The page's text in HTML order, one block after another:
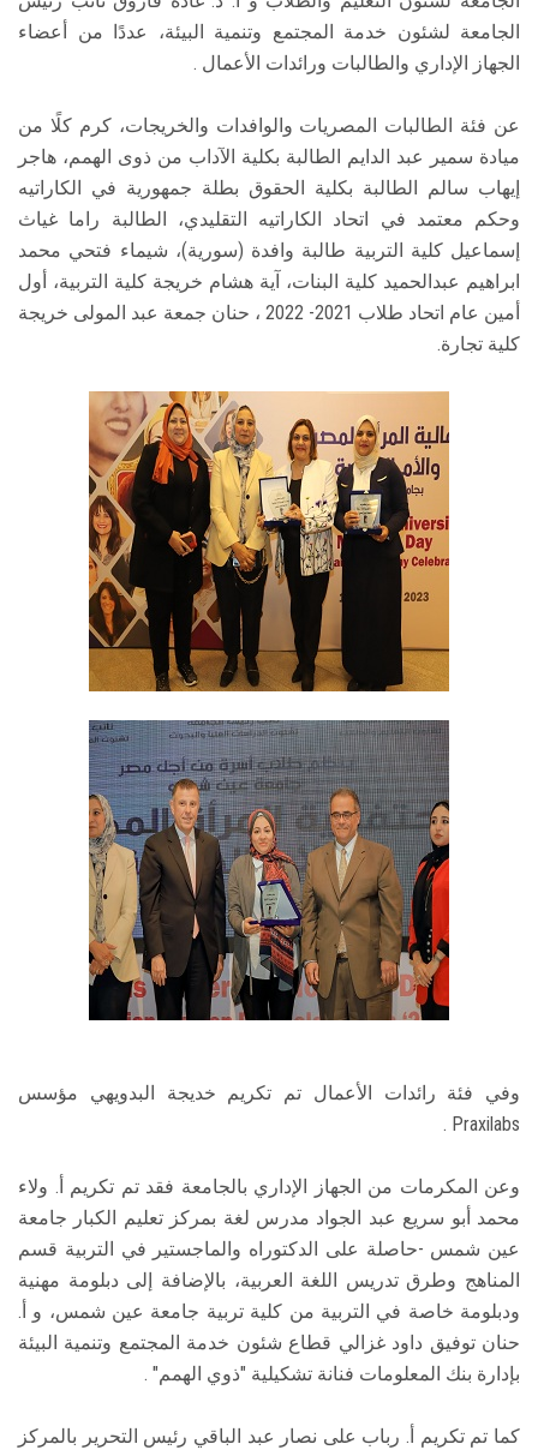
الجامعة لشئون خدمة المجتمع وتنمية البيئة، عددًا من أعضاء
الجهاز الإداري والطالبات ورائدات الأعمال .
عن فئة الطالبات المصريات والوافدات والخريجات، كرم كلًا من
ميادة سمير عبد الدايم الطالبة بكلية الآداب من ذوى الهمم، هاجر
إيهاب سالم الطالبة بكلية الحقوق بطلة جمهورية في الكاراتيه
وحكم معتمد في اتحاد الكاراتيه التقليدي، الطالبة راما غياث
إسماعيل كلية التربية طالبة وافدة (سورية)، شيماء فتحي محمد
ابراهيم عبدالحميد كلية البنات، آية هشام خريجة كلية التربية، أول
أمين عام اتحاد طلاب 2021- 2022 ، حنان جمعة عبد المولى خريجة
كلية تجارة.
وفي فئة رائدات الأعمال تم تكريم خديجة البدويهي مؤسس
Praxilabs .
وعن المكرمات من الجهاز الإداري بالجامعة فقد تم تكريم أ. ولاء
محمد أبو سريع عبد الجواد مدرس لغة بمركز تعليم الكبار جامعة
عين شمس -حاصلة على الدكتوراه والماجستير في التربية قسم
المناهج وطرق تدريس اللغة العربية، بالإضافة إلى دبلومة مهنية
ودبلومة خاصة في التربية من كلية تربية جامعة عين شمس، و أ.
حنان توفيق داود غزالي قطاع شئون خدمة المجتمع وتنمية البيئة
بإدارة بنك المعلومات فنانة تشكيلية "ذوي الهمم" .
كما تم تكريم أ. رباب على نصار عبد الباقي رئيس التحرير بالمركز